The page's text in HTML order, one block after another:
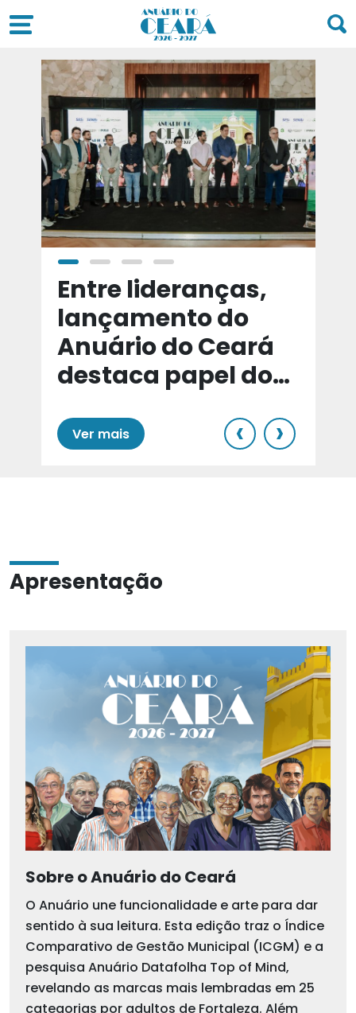
Entre lideranças,
lançamento do
Anuário do Ceará
destaca papel do
Ver mais ‹ ›
Apresentação
Sobre o Anuário do Ceará
O Anuário une funcionalidade e arte para dar
sentido à sua leitura. Esta edição traz o Índice
Comparativo de Gestão Municipal (ICGM) e a
pesquisa Anuário Datafolha Top of Mind,
revelando as marcas mais lembradas em 25
categorias por adultos de Fortaleza. Além